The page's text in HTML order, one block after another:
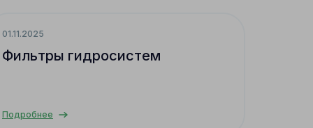
01.11.2025
Фильтры гидросистем
Подробнее